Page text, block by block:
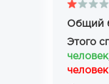
Общий
Этого
человек
человек